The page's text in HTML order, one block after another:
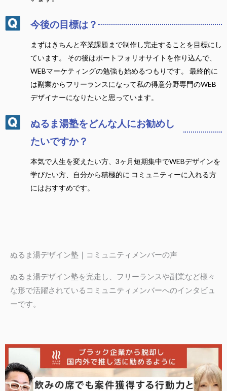
今後の目標は？
まずはきちんと卒業課題まで制作し完走することを目標にし
ています。 その後はポートフォリオサイトを作り込んで、
WEBマーケティングの勉強も始めるつもりです。 最終的に
は副業からフリーランスになって私の得意分野専門のWEB
デザイナーになりたいと思っています。
ぬるま湯塾をどんな人にお勧めし
たいですか？
本気で人生を変えたい方、3ヶ月短期集中でWEBデザインを
学びたい方、自分から積極的に コミュニティーに入れる方
にはおすすめです。
ぬるま湯デザイン塾｜コミュニティメンバーの声
ぬるま湯デザイン塾を完走し、フリーランスや副業など様々
な形で活躍されているコミュニティメンバーへのインタビュ
ーです。
ペ
ー
ジ
ペ
ー
ジ
ペ
ー
ジ